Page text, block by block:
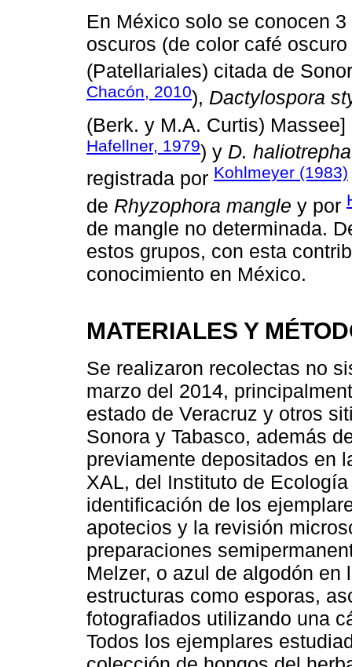
En México solo se conocen
oscuros (de color café
(Patellariales) citada de
Chacón, 2010), Dactylospora
(Berk. y M.A. Curtis)
Hafellner, 1979) y D. haliotrepha
registrada por Kohlmeyer (1983)
de Rhyzophora mangle y por
de mangle no determinada.
estos grupos, con esta
conocimiento en México.
MATERIALES Y
Se realizaron recolectas no
marzo del 2014,
estado de Veracruz y otros
Sonora y Tabasco, además
previamente depositados en
XAL, del Instituto de
identificación de los
apotecios y la revisión
preparaciones
Melzer, o azul de algodón
estructuras como esporas,
fotografiados utilizando una
Todos los ejemplares